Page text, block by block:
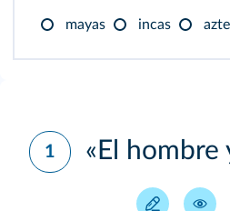
mayas incas
1 «El hombre